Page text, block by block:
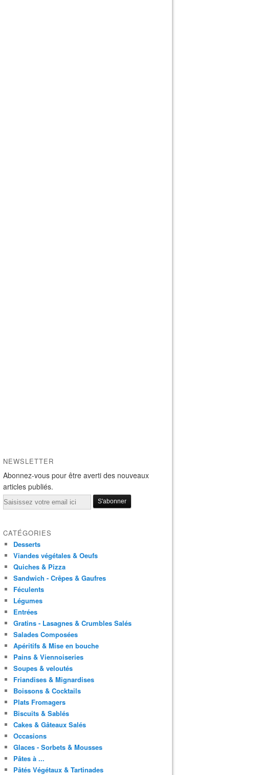
NEWSLETTER
Abonnez-vous pour être averti des nouveaux
articles publiés.
Email
CATÉGORIES
Desserts
Viandes végétales & Oeufs
Quiches & Pizza
Sandwich - Crêpes & Gaufres
Féculents
Légumes
Entrées
Gratins - Lasagnes & Crumbles Salés
Salades Composées
Apéritifs & Mise en bouche
Pains & Viennoiseries
Soupes & veloutés
Friandises & Mignardises
Boissons & Cocktails
Plats Fromagers
Biscuits & Sablés
Cakes & Gâteaux Salés
Occasions
Glaces - Sorbets & Mousses
Pâtes à ...
Pâtés Végétaux & Tartinades